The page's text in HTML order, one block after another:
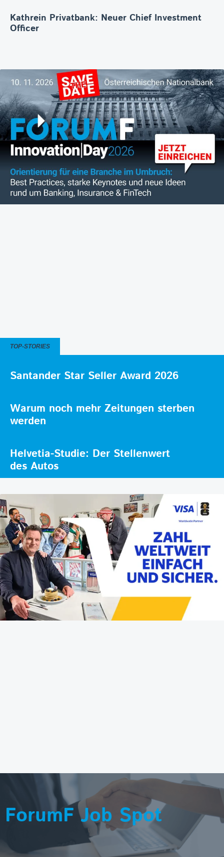
Kathrein Privatbank: Neuer Chief Investment
Officer
TOP-STORIES
Santander Star Seller Award 2026
Warum noch mehr Zeitungen sterben
werden
Helvetia-Studie: Der Stellenwert
des Autos
ForumF Job Spot